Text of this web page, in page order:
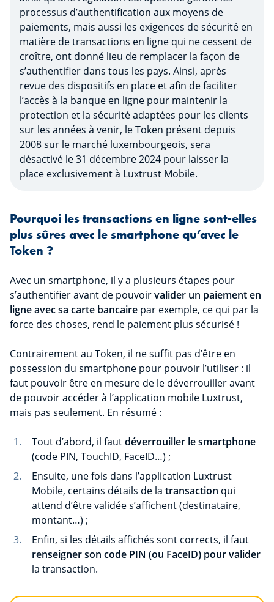
processus d’authentification aux moyens de
paiements, mais aussi les exigences de sécurité en
matière de transactions en ligne qui ne cessent de
croître, ont donné lieu de remplacer la façon de
s’authentifier dans tous les pays. Ainsi, après
revue des dispositifs en place et afin de faciliter
l’accès à la banque en ligne pour maintenir la
protection et la sécurité adaptées pour les clients
sur les années à venir, le Token présent depuis
2008 sur le marché luxembourgeois, sera
désactivé le 31 décembre 2024 pour laisser la
place exclusivement à Luxtrust Mobile.
Pourquoi les transactions en ligne sont-elles
plus sûres avec le smartphone qu’avec le
Token ?
Avec un smartphone, il y a plusieurs étapes pour
s’authentifier avant de pouvoirvalider un paiement en
ligne avec sa carte bancaire par exemple, ce qui par la
force des choses, rend le paiement plus sécurisé !
Contrairement au Token, il ne suffit pas d’être en
possession du smartphone pour pouvoir l’utiliser : il
faut pouvoir être en mesure de le déverrouiller avant
de pouvoir accéder à l’application mobile Luxtrust,
mais pas seulement. En résumé :
Tout d’abord, il fautdéverrouiller le smartphone
(code PIN, TouchID, FaceID…) ;
Ensuite, une fois dans l’application Luxtrust
Mobile, certains détails de la transaction qui
attend d’être validée s’affichent (destinataire,
montant…) ;
Enfin, si les détails affichés sont corrects, il faut
renseigner son code PIN (ou FaceID) pour valider
la transaction.